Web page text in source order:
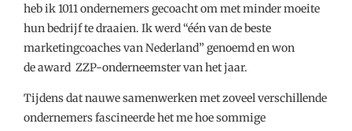
heb ik 1011 ondernemers gecoacht om met minder moeite
hun bedrijf te draaien. Ik werd “één van de beste
marketingcoaches van Nederland” genoemd en won
de award ZZP-onderneemster van het jaar.
Tijdens dat nauwe samenwerken met zoveel verschillende
ondernemers fascineerde het me hoe sommige